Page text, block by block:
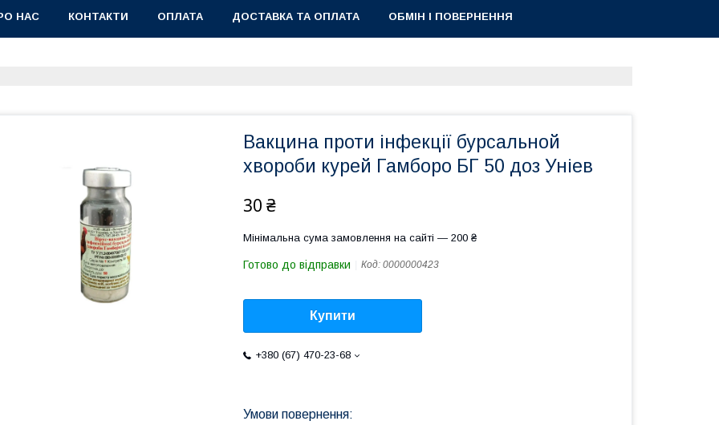
НАС КОНТАКТИ ОПЛАТА ДОСТАВКА ТА ОПЛАТА ОБМІН І ПОВЕРНЕННЯ
Вакцина проти інфекції бурсальной
хвороби курей Гамборо БГ 50 доз Уніев
30 ₴
Мінімальна сума замовлення на сайті — 200 ₴
Готово до відправки Код: 0000000423
Купити
+380 (67) 470-23-68